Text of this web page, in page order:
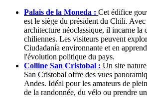
Palais de la Moneda : Cet édifice
est le siège du président du Chili.
architecture néoclassique, il incarne la
chiliennes. Les visiteurs peuvent
Ciudadanía environnante et en
l'évolution politique du pays.
Colline San Cristobal : Un site
San Cristobal offre des vues
Andes. Idéal pour les amateurs de
de la randonnée, du vélo ou prendre